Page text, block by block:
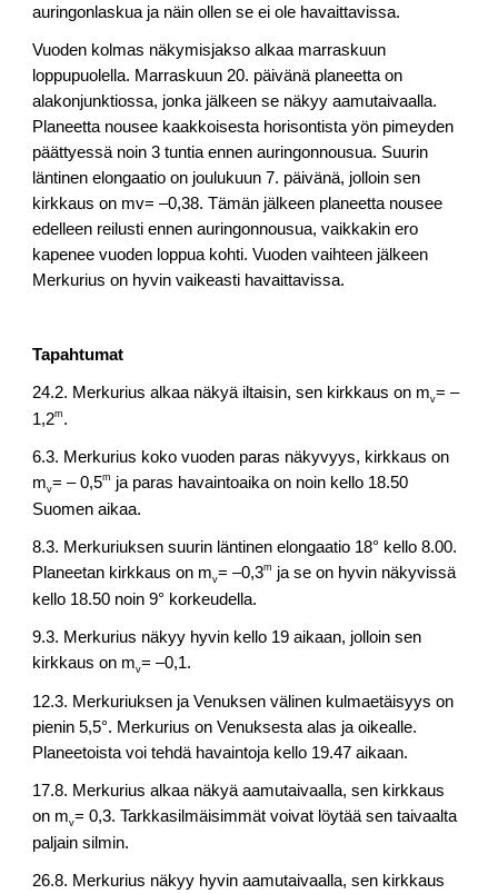
auringonlaskua ja näin ollen se ei ole havaittavissa.
Vuoden kolmas näkymisjakso alkaa marraskuun
loppupuolella. Marraskuun 20. päivänä planeetta on
alakonjunktiossa, jonka jälkeen se näkyy aamutaivaalla.
Planeetta nousee kaakkoisesta horisontista yön pimeyden
päättyessä noin 3 tuntia ennen auringonnousua. Suurin
läntinen elongaatio on joulukuun 7. päivänä, jolloin sen
kirkkaus on mv= –0,38. Tämän jälkeen planeetta nousee
edelleen reilusti ennen auringonnousua, vaikkakin ero
kapenee vuoden loppua kohti. Vuoden vaihteen jälkeen
Merkurius on hyvin vaikeasti havaittavissa.
Tapahtumat
24.2. Merkurius alkaa näkyä iltaisin, sen kirkkaus on mv= –
1,2m .
6.3. Merkurius koko vuoden paras näkyvyys, kirkkaus on
mv= – 0,5m ja paras havaintoaika on noin kello 18.50
Suomen aikaa.
8.3. Merkuriuksen suurin läntinen elongaatio 18° kello 8.00.
Planeetan kirkkaus on mv= –0,3m ja se on hyvin näkyvissä
kello 18.50 noin 9° korkeudella.
9.3. Merkurius näkyy hyvin kello 19 aikaan, jolloin sen
kirkkaus on mv= –0,1.
12.3. Merkuriuksen ja Venuksen välinen kulmaetäisyys on
pienin 5,5°. Merkurius on Venuksesta alas ja oikealle.
Planeetoista voi tehdä havaintoja kello 19.47 aikaan.
17.8. Merkurius alkaa näkyä aamutaivaalla, sen kirkkaus
on mv= 0,3. Tarkkasilmäisimmät voivat löytää sen taivaalta
paljain silmin.
26.8. Merkurius näkyy hyvin aamutaivaalla, sen kirkkaus